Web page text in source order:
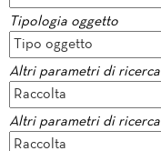
Tipologia oggetto
Altri parametri di ricerca
Altri parametri di ricerca